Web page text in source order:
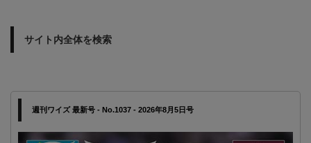
サイト内全体を検索
週刊ワイズ 最新号 - No.1037 - 2026年8月5日号